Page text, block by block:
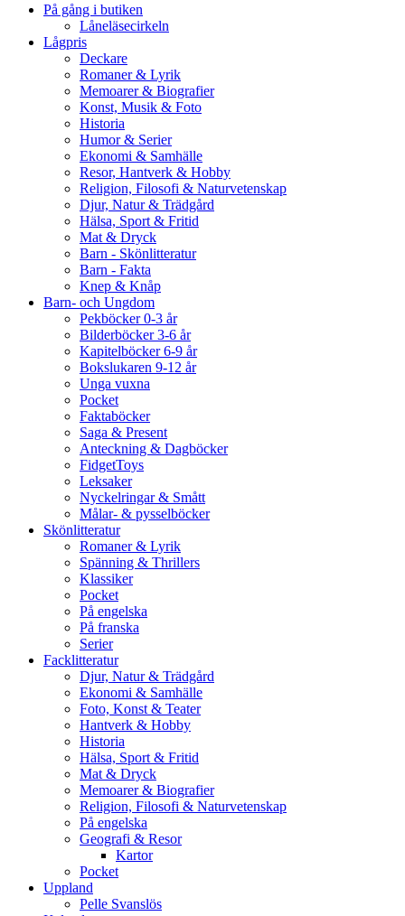
På gång i butiken
Låneläsecirkeln
Lågpris
Deckare
Romaner & Lyrik
Memoarer & Biografier
Konst, Musik & Foto
Historia
Humor & Serier
Ekonomi & Samhälle
Resor, Hantverk & Hobby
Religion, Filosofi & Naturvetenskap
Djur, Natur & Trädgård
Hälsa, Sport & Fritid
Mat & Dryck
Barn - Skönlitteratur
Barn - Fakta
Knep & Knåp
Barn- och Ungdom
Pekböcker 0-3 år
Bilderböcker 3-6 år
Kapitelböcker 6-9 år
Bokslukaren 9-12 år
Unga vuxna
Pocket
Faktaböcker
Saga & Present
Anteckning & Dagböcker
FidgetToys
Leksaker
Nyckelringar & Smått
Målar- & pysselböcker
Skönlitteratur
Romaner & Lyrik
Spänning & Thrillers
Klassiker
Pocket
På engelska
På franska
Serier
Facklitteratur
Djur, Natur & Trädgård
Ekonomi & Samhälle
Foto, Konst & Teater
Hantverk & Hobby
Historia
Hälsa, Sport & Fritid
Mat & Dryck
Memoarer & Biografier
Religion, Filosofi & Naturvetenskap
På engelska
Geografi & Resor
Kartor
Pocket
Uppland
Pelle Svanslös